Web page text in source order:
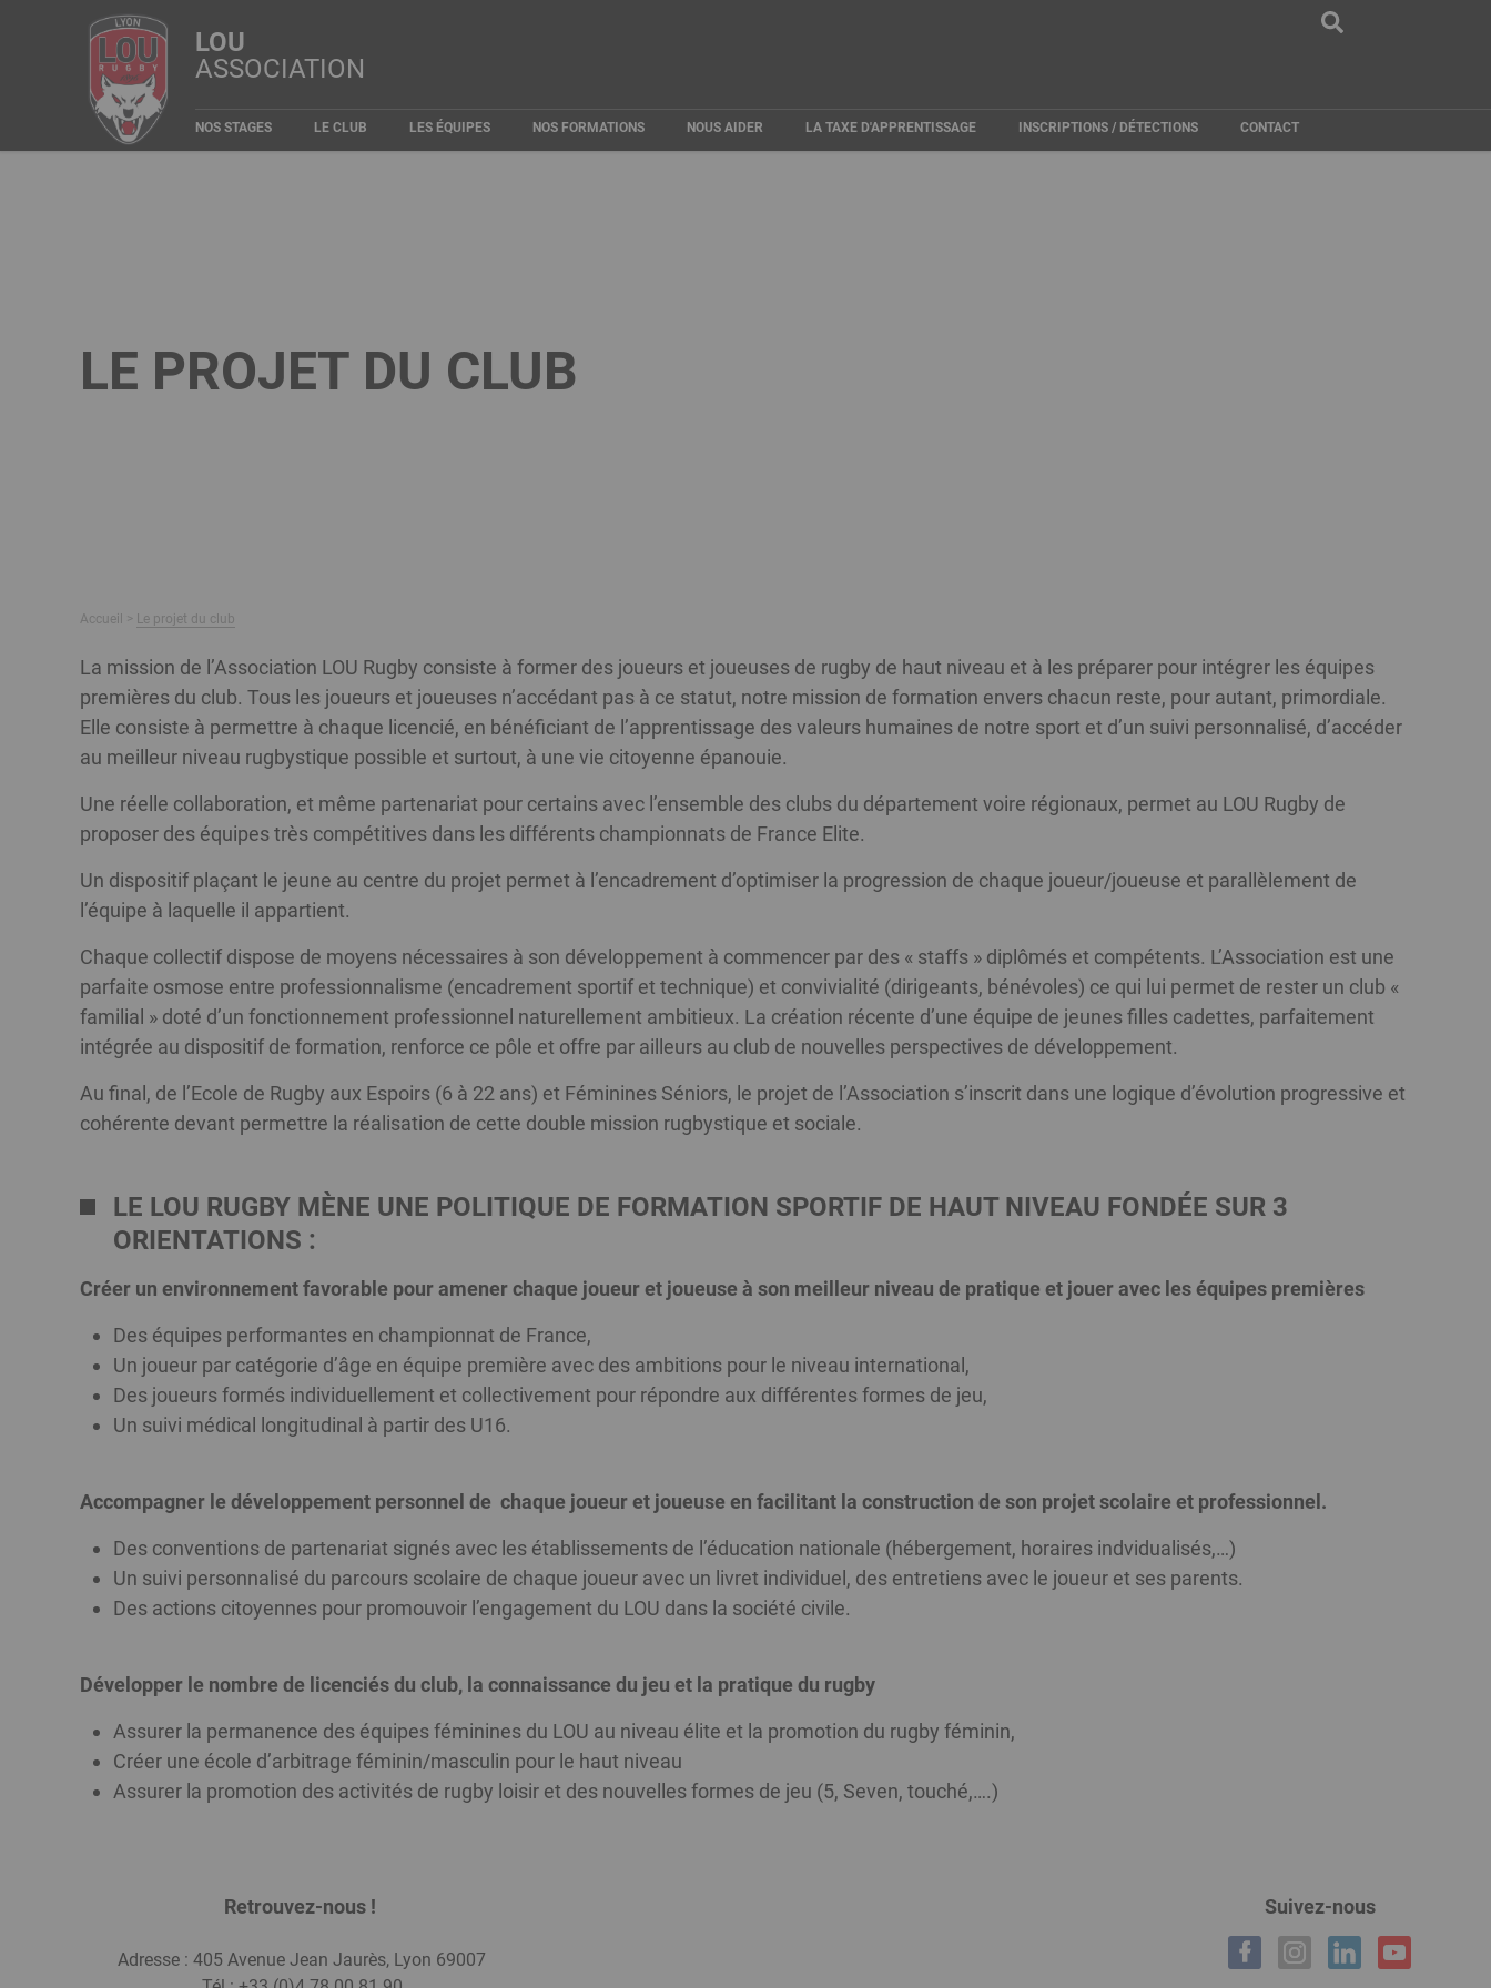
LOU
ASSOCIATION
Navigation
principale
NOS STAGES LE CLUB LES ÉQUIPES NOS FORMATIONS NOUS AIDER LA TAXE D'APPRENTISSAGE INSCRIPTIONS / DÉTECTIONS CONTACT
LE PROJET DU CLUB
Fil
Accueil Le projet du club
éditoriaux
Texte
riche
La mission de l’Association LOU Rugby consiste à former des joueurs et joueuses de rugby de haut niveau et à les préparer pour intégrer les équipes
premières du club. Tous les joueurs et joueuses n’accédant pas à ce statut, notre mission de formation envers chacun reste, pour autant, primordiale.
Elle consiste à permettre à chaque licencié, en bénéficiant de l’apprentissage des valeurs humaines de notre sport et d’un suivi personnalisé, d’accéder
au meilleur niveau rugbystique possible et surtout, à une vie citoyenne épanouie.
Une réelle collaboration, et même partenariat pour certains avec l’ensemble des clubs du département voire régionaux, permet au LOU Rugby de
proposer des équipes très compétitives dans les différents championnats de France Elite.
Un dispositif plaçant le jeune au centre du projet permet à l’encadrement d’optimiser la progression de chaque joueur/joueuse et parallèlement de
l’équipe à laquelle il appartient.
Chaque collectif dispose de moyens nécessaires à son développement à commencer par des « staffs » diplômés et compétents. L’Association est une
parfaite osmose entre professionnalisme (encadrement sportif et technique) et convivialité (dirigeants, bénévoles) ce qui lui permet de rester un club «
familial » doté d’un fonctionnement professionnel naturellement ambitieux. La création récente d’une équipe de jeunes filles cadettes, parfaitement
intégrée au dispositif de formation, renforce ce pôle et offre par ailleurs au club de nouvelles perspectives de développement.
Au final, de l’Ecole de Rugby aux Espoirs (6 à 22 ans) et Féminines Séniors, le projet de l’Association s’inscrit dans une logique d’évolution progressive et
cohérente devant permettre la réalisation de cette double mission rugbystique et sociale.
LE LOU RUGBY MÈNE UNE POLITIQUE DE FORMATION SPORTIF DE HAUT NIVEAU FONDÉE SUR 3
ORIENTATIONS :
Créer un environnement favorable pour amener chaque joueur et joueuse à son meilleur niveau de pratique et jouer avec les équipes premières
Des équipes performantes en championnat de France,
Un joueur par catégorie d’âge en équipe première avec des ambitions pour le niveau international,
Des joueurs formés individuellement et collectivement pour répondre aux différentes formes de jeu,
Un suivi médical longitudinal à partir des U16.
Accompagner le développement personnel de chaque joueur et joueuse en facilitant la construction de son projet scolaire et professionnel.
Des conventions de partenariat signés avec les établissements de l’éducation nationale (hébergement, horaires indvidualisés,…)
Un suivi personnalisé du parcours scolaire de chaque joueur avec un livret individuel, des entretiens avec le joueur et ses parents.
Des actions citoyennes pour promouvoir l’engagement du LOU dans la société civile.
Développer le nombre de licenciés du club, la connaissance du jeu et la pratique du rugby
Assurer la permanence des équipes féminines du LOU au niveau élite et la promotion du rugby féminin,
Créer une école d’arbitrage féminin/masculin pour le haut niveau
Assurer la promotion des activités de rugby loisir et des nouvelles formes de jeu (5, Seven, touché,….)
Retrouvez-nous !
Adresse : 405 Avenue Jean Jaurès, Lyon 69007
Suivez-nous
Panneau de gestion des cookies